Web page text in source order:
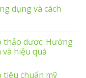
dụng và cách
thảo dược: Hướng
hiệu quả
tiêu chuẩn mỹ